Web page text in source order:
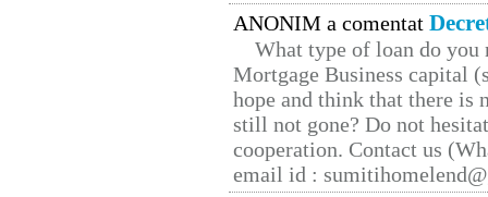
ANONIM a comentat
What type of loan do you
Mortgage Business capital
hope and think that there is
still not gone? Do not
cooperation. Contact us
email id :